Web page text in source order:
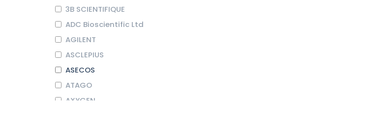
3B SCIENTIFIQUE
ADC Bioscientific Ltd
AGILENT
ASCLEPIUS
ASECOS
ATAGO
AXYGEN